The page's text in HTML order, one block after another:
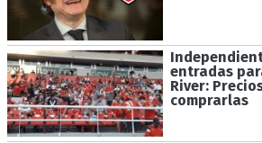
entradas
River:
comprarlas